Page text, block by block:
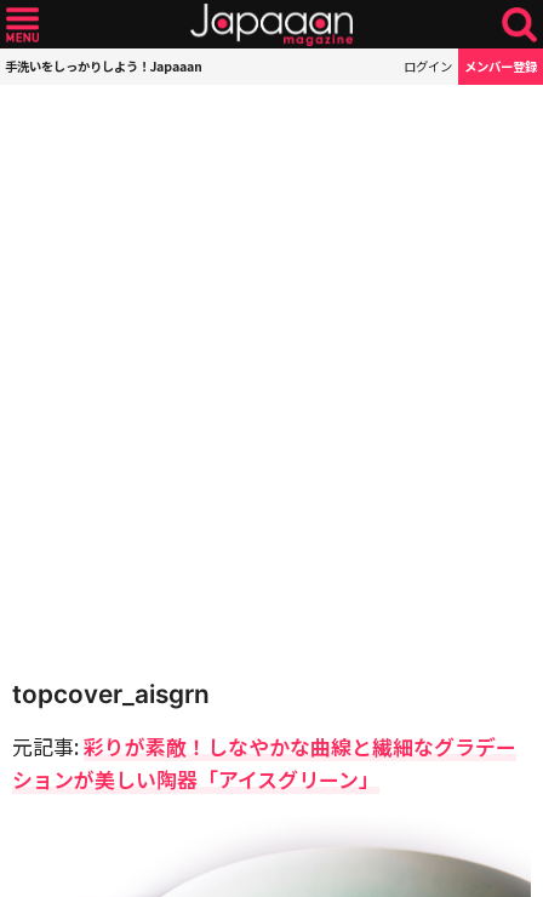
手洗いをしっかりしよう！Japaaan ログイン メンバー登録
topcover_aisgrn
元記事:彩りが素敵！しなやかな曲線と繊細なグラデー
ションが美しい陶器「アイスグリーン」